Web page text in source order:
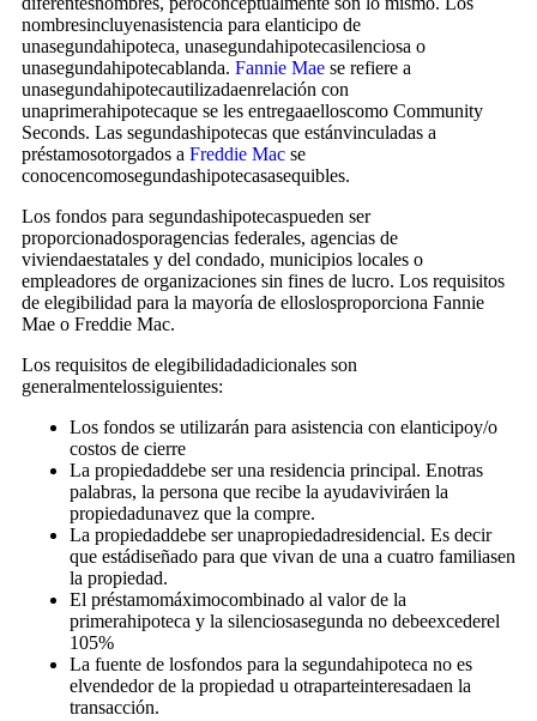
nombresincluyenasistencia para elanticipo de
unasegundahipoteca, unasegundahipotecasilenciosa o
unasegundahipotecablanda. Fannie Mae se refiere a
unasegundahipotecautilizadaenrelación con
unaprimerahipotecaque se les entregaaelloscomo Community
Seconds. Las segundashipotecas que estánvinculadas a
préstamosotorgados a Freddie Mac se
conocencomosegundashipotecasasequibles.
Los fondos para segundashipotecaspueden ser
proporcionadosporagencias federales, agencias de
viviendaestatales y del condado, municipios locales o
empleadores de organizaciones sin fines de lucro. Los requisitos
de elegibilidad para la mayoría de elloslosproporciona Fannie
Mae o Freddie Mac.
Los requisitos de elegibilidadadicionales son
generalmentelossiguientes:
Los fondos se utilizarán para asistencia con elanticipoy/o
costos de cierre
La propiedaddebe ser una residencia principal. Enotras
palabras, la persona que recibe la ayudaviviráen la
propiedadunavez que la compre.
La propiedaddebe ser unapropiedadresidencial. Es decir
que estádiseñado para que vivan de una a cuatro familiasen
la propiedad.
El préstamomáximocombinado al valor de la
primerahipoteca y la silenciosasegunda no debeexcederel
105%
La fuente de losfondos para la segundahipoteca no es
elvendedor de la propiedad u otraparteinteresadaen la
transacción.